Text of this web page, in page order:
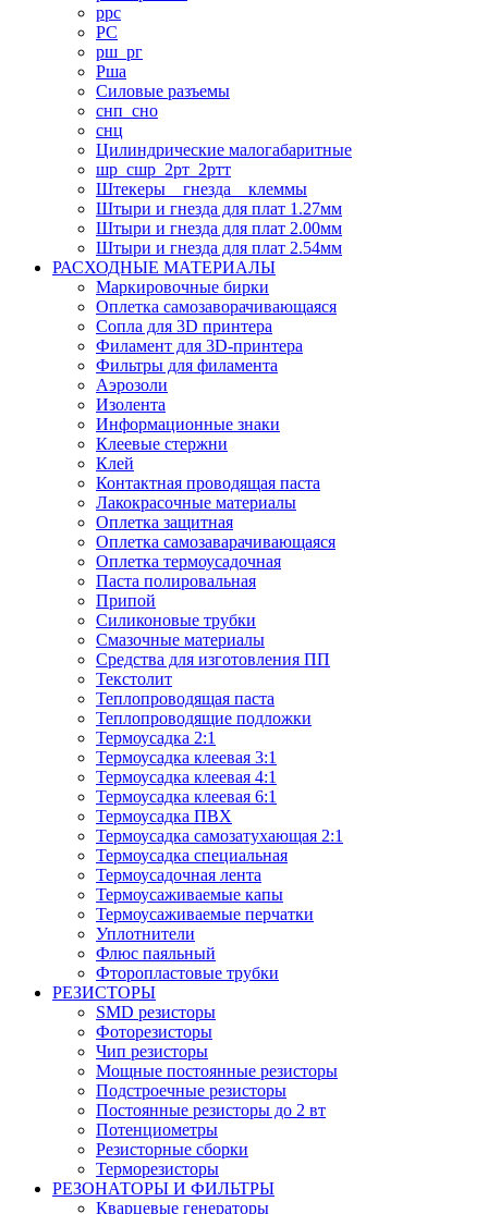
ррс
РС
рш_рг
Рша
Силовые разъемы
снп_сно
снц
Цилиндрические малогабаритные
шр_сшр_2рт_2ртт
Штекеры _ гнезда _ клеммы
Штыри и гнезда для плат 1.27мм
Штыри и гнезда для плат 2.00мм
Штыри и гнезда для плат 2.54мм
РАСХОДНЫЕ МАТЕРИАЛЫ
Маркировочные бирки
Оплетка самозаворачивающаяся
Сопла для 3D принтера
Филамент для 3D-принтера
Фильтры для филамента
Аэрозоли
Изолента
Информационные знаки
Клеевые стержни
Клей
Контактная проводящая паста
Лакокрасочные материалы
Оплетка защитная
Оплетка самозаварачивающаяся
Оплетка термоусадочная
Паста полировальная
Припой
Силиконовые трубки
Смазочные материалы
Средства для изготовления ПП
Текстолит
Теплопроводящая паста
Теплопроводящие подложки
Термоусадка 2:1
Термоусадка клеевая 3:1
Термоусадка клеевая 4:1
Термоусадка клеевая 6:1
Термоусадка ПВХ
Термоусадка самозатухающая 2:1
Термоусадка специальная
Термоусадочная лента
Термоусаживаемые капы
Термоусаживаемые перчатки
Уплотнители
Флюс паяльный
Фторопластовые трубки
РЕЗИСТОРЫ
SMD резисторы
Фоторезисторы
Чип резисторы
Мощные постоянные резисторы
Подстроечные резисторы
Постоянные резисторы до 2 вт
Потенциометры
Резисторные сборки
Терморезисторы
РЕЗОНАТОРЫ И ФИЛЬТРЫ
Кварцевые генераторы